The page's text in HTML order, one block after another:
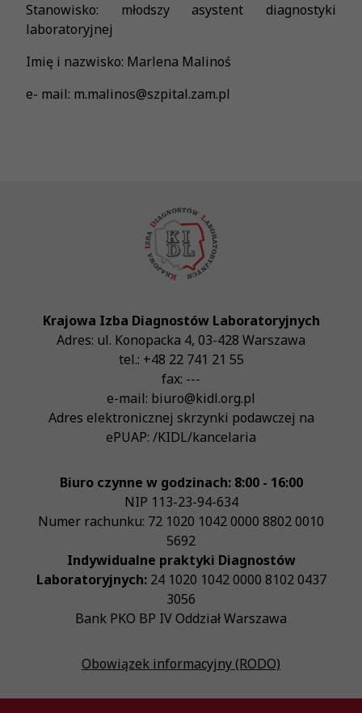
Stanowisko: młodszy asystent diagnostyki
laboratoryjnej
Imię i nazwisko: Marlena Malinoś
e- mail: m.malinos@szpital.zam.pl
Krajowa Izba Diagnostów Laboratoryjnych
Adres: ul. Konopacka 4, 03-428 Warszawa
tel.: +48 22 741 21 55
fax: ---
e-mail: biuro@kidl.org.pl
Adres elektronicznej skrzynki podawczej na
ePUAP: /KIDL/kancelaria
Biuro czynne w godzinach: 8:00 - 16:00
NIP 113-23-94-634
Numer rachunku: 72 1020 1042 0000 8802 0010
5692
Indywidualne praktyki Diagnostów
Laboratoryjnych:24 1020 1042 0000 8102 0437
3056
Bank PKO BP IV Oddział Warszawa
Obowiązek informacyjny (RODO)